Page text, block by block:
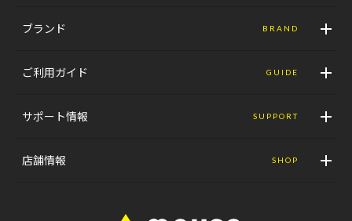
ブランド BRAND
ご利用ガイド GUIDE
サポート情報 SUPPORT
店舗情報 SHOP